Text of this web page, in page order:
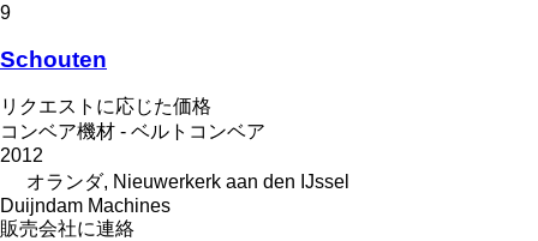
9
Schouten
リクエストに応じた価格
コンベア機材 - ベルトコンベア
2012
オランダ, Nieuwerkerk aan den IJssel
Duijndam Machines
販売会社に連絡